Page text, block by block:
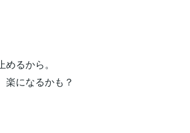
るから。
楽になるかも？